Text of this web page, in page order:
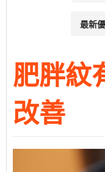
最新
肥胖紋
改善